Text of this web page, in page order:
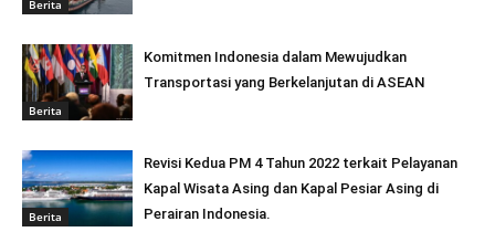
Berita
Berita
Komitmen Indonesia dalam Mewujudkan
Transportasi yang Berkelanjutan di ASEAN
Berita
Revisi Kedua PM 4 Tahun 2022 terkait Pelayanan
Kapal Wisata Asing dan Kapal Pesiar Asing di
Perairan Indonesia.